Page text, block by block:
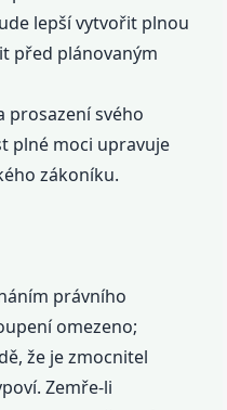
lepší vytvořit plnou
před plánovaným
prosazení svého
plné moci upravuje
zákoníku.
právního
omezeno;
že je zmocnitel
Zemře-li